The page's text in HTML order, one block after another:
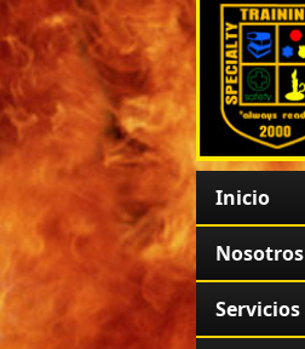
Inicio
Nosotros
Servicios